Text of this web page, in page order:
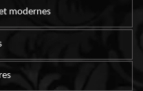
modernes